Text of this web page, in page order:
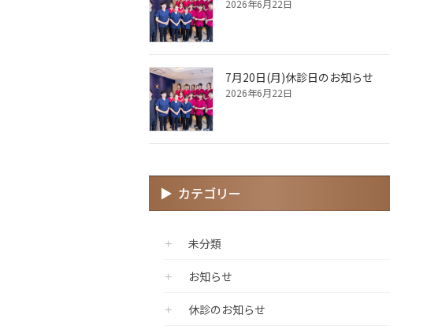
2026年6月22日
7月20日(月)休診日のお知らせ
2026年6月22日
カテゴリー
未分類
お知らせ
休診のお知らせ